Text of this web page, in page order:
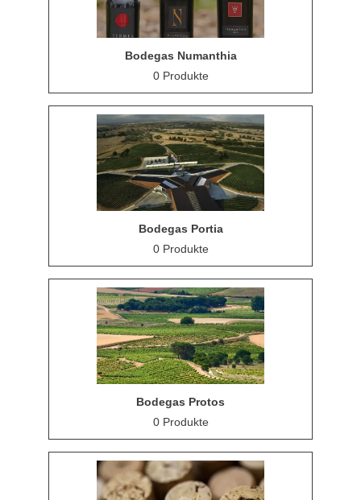
Bodegas Numanthia
0 Produkte
Bodegas Portia
0 Produkte
Bodegas Protos
0 Produkte